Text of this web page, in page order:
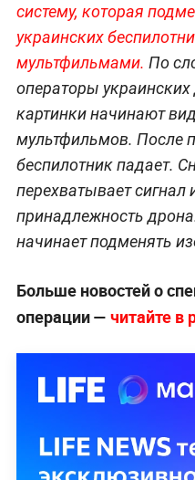
систему, которая
украинских
мультфильмами. По
операторы
картинки начинают
мультфильмов. После
беспилотник падает.
перехватывает сигнал
принадлежность
начинает подменять
Больше новостей о
операции — читайте в